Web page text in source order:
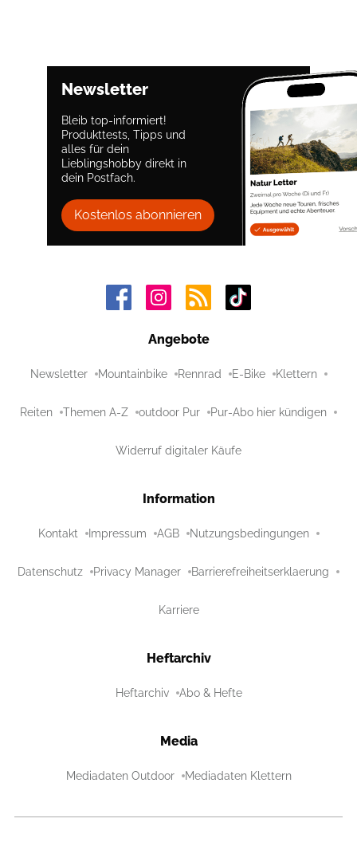
Newsletter
Bleib top-informiert!
Produkttests, Tipps und
alles für dein
Lieblingshobby direkt in
dein Postfach.
Kostenlos abonnieren
Angebote
Newsletter Mountainbike Rennrad E-Bike Klettern
Reiten Themen A-Z outdoor Pur Pur-Abo hier kündigen
Widerruf digitaler Käufe
Information
Kontakt Impressum AGB Nutzungsbedingungen
Datenschutz Privacy Manager Barrierefreiheitserklaerung
Karriere
Heftarchiv
Heftarchiv Abo & Hefte
Media
Mediadaten Outdoor Mediadaten Klettern